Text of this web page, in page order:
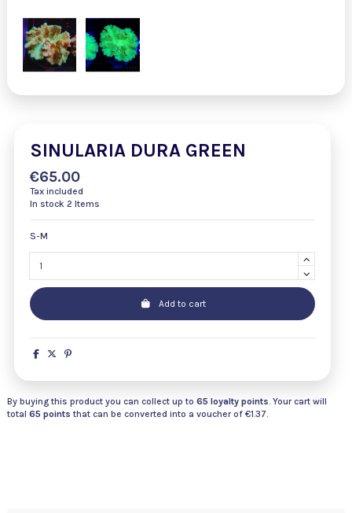
SINULARIA DURA GREEN
€65.00
Tax included
In stock 2 Items
S-M
Add to cart
By buying this product you can collect up to 65 loyalty points. Your cart will
total 65 points that can be converted into a voucher of €1.37.